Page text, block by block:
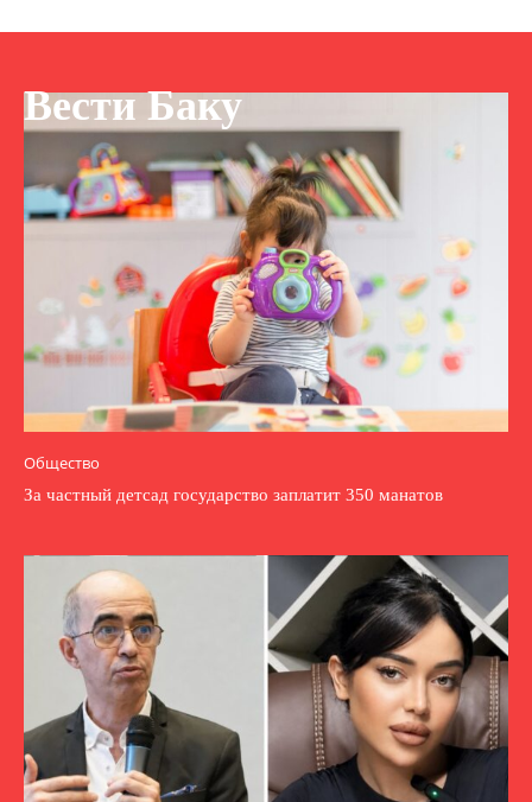
Вести Баку
Общество
За частный детсад государство заплатит 350 манатов